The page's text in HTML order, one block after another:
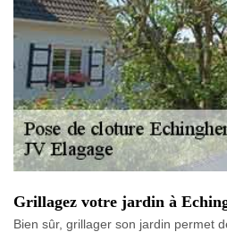
Grillagez votre jardin à
Bien sûr, grillager son jardin permet